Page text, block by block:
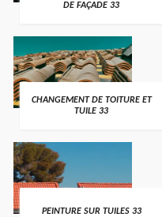
DE FAÇADE 33
CHANGEMENT DE TOITURE ET
TUILE 33
PEINTURE SUR TUILES 33